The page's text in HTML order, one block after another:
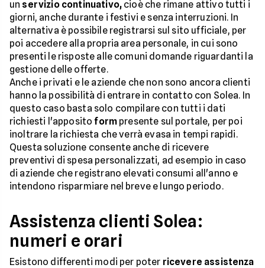
un servizio continuativo, cioè che rimane attivo tutti i
giorni, anche durante i festivi e senza interruzioni. In
alternativa è possibile registrarsi sul sito ufficiale, per
poi accedere alla propria area personale, in cui sono
presenti le risposte alle comuni domande riguardanti la
gestione delle offerte.
Anche i privati e le aziende che non sono ancora clienti
hanno la possibilità di entrare in contatto con Solea. In
questo caso basta solo compilare con tutti i dati
richiesti l'appositoform presente sul portale, per poi
inoltrare la richiesta che verrà evasa in tempi rapidi.
Questa soluzione consente anche di ricevere
preventivi di spesa personalizzati, ad esempio in caso
di aziende che registrano elevati consumi all'anno e
intendono risparmiare nel breve e lungo periodo.
Assistenza clienti Solea:
numeri e orari
Esistono differenti modi per poter ricevere assistenza